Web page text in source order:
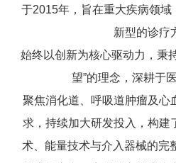
于2015年，旨在重大疾病领域
新型的诊疗
始终以创新为核心驱动力，秉
望”的理念，深耕于
聚焦消化道、呼吸道肿瘤及心
求，持续加大研发投入，构建
术、能量技术与介入器械的完